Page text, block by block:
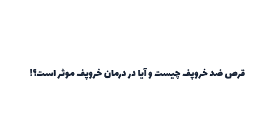
قرص ضد خروپف چیست و آیا در درمان خروپف موثر است؟!